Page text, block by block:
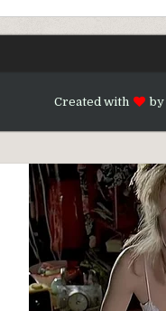
Created with by